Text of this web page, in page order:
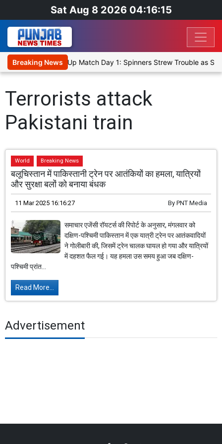
Sat Aug 8 2026 04:16:15
Breaking News
Cricket XI, Warm-Up Match Day 1: Spinners Strew Trouble as
Terrorists attack
Pakistani train
World Breaking News
बलूचिस्तान में पाकिस्तानी ट्रेन पर आतंकियों का हमला, यात्रियों
और सुरक्षा बलों को बनाया बंधक
11 Mar 2025 16:16:27 By PNT Media
समाचार एजेंसी रॉयटर्स की रिपोर्ट के अनुसार, मंगलवार को
दक्षिण-पश्चिमी पाकिस्तान में एक यात्री ट्रेन पर आतंकवादियों
ने गोलीबारी की, जिसमें ट्रेन चालक घायल हो गया और यात्रियों
में दहशत फैल गई। यह हमला उस समय हुआ जब दक्षिण-
पश्चिमी प्रांत...
Read More...
Advertisement